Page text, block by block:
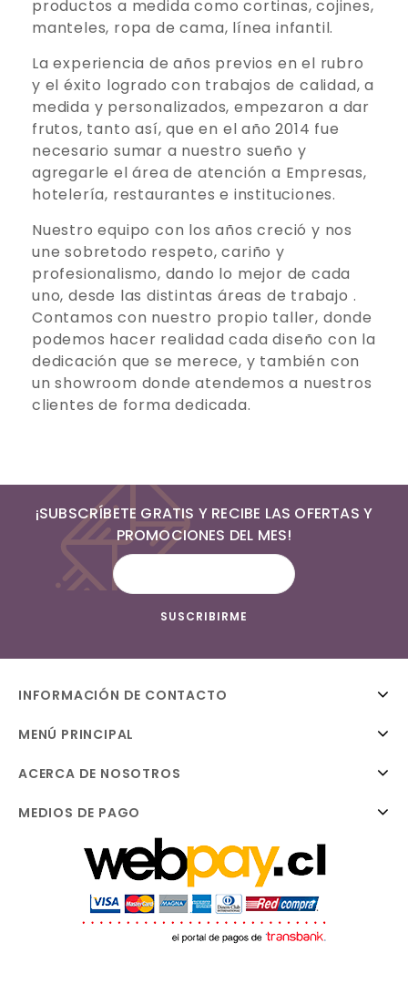
productos a medida como cortinas, cojines,
manteles, ropa de cama, línea infantil.
La experiencia de años previos en el rubro
y el éxito logrado con trabajos de calidad, a
medida y personalizados, empezaron a dar
frutos, tanto así, que en el año 2014 fue
necesario sumar a nuestro sueño y
agregarle el área de atención a Empresas,
hotelería, restaurantes e instituciones.
Nuestro equipo con los años creció y nos
une sobretodo respeto, cariño y
profesionalismo, dando lo mejor de cada
uno, desde las distintas áreas de trabajo .
Contamos con nuestro propio taller, donde
podemos hacer realidad cada diseño con la
dedicación que se merece, y también con
un showroom donde atendemos a nuestros
clientes de forma dedicada.
¡SUBSCRÍBETE GRATIS Y RECIBE LAS OFERTAS Y
PROMOCIONES DEL MES!
INFORMACIÓN DE CONTACTO
MENÚ PRINCIPAL
ACERCA DE NOSOTROS
MEDIOS DE PAGO